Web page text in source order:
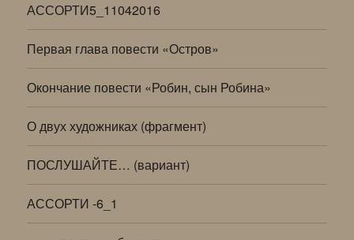
АССОРТИ5_11042016
Первая глава повести «Остров»
Окончание повести «Робин, сын Робина»
О двух художниках (фрагмент)
ПОСЛУШАЙТЕ… (вариант)
АССОРТИ -6_1